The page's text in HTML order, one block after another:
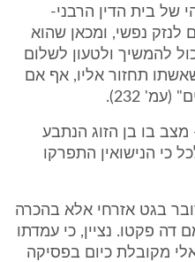
של בית הדין הרבני-
לנזק נפשי, ומכאן שהוא
להמשיך ולטעון לשלום
תחזור אליו, אף אם
232).
מצב בו בן הזוג הנתבע
כי הנישואין התפרקו
בגט אזרחי אלא בהכרה
דה פקטו. נציין, כי עמדתו
מקובלת כיום בפסיקה